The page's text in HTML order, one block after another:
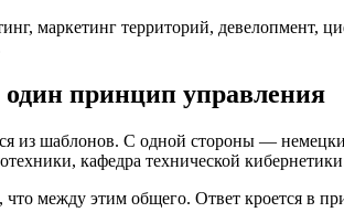
маркетинг территорий,
принцип управления
из шаблонов. С одной стороны —
кафедра технической
между этим общего. Ответ кроется в